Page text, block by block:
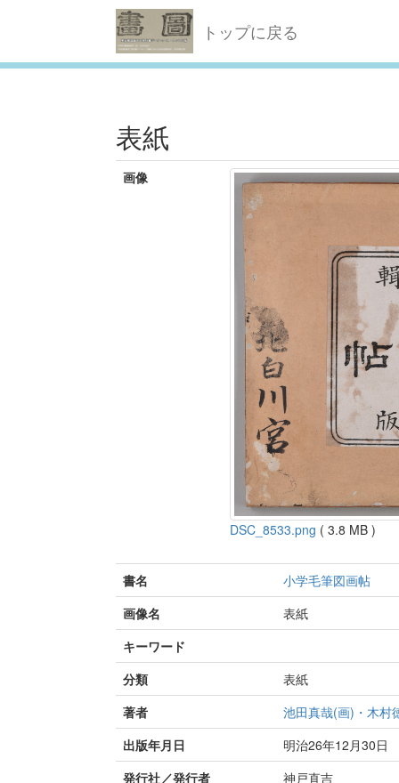
トップに戻る
表紙
画像
DSC_8533.png ( 3.8 MB )
書名
小学毛筆図画帖
画像名
表紙
キーワード
分類
表紙
著者
池田真哉(画)・木村
出版年月日
明治26年12月30日
発行社／発行者
神戸直吉